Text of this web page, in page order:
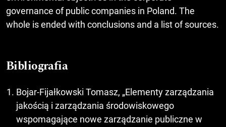
governance of public companies in Poland. The
whole is ended with conclusions and a list of sources.
Bibliografia
Bojar-Fijałkowski Tomasz, „Elementy zarządzania
jakością i zarządzania środowiskowego
wspomagające nowe zarządzanie publiczne w